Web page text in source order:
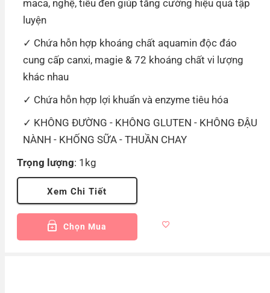
maca, nghệ, tiêu đen giúp tăng cường hiệu quả tập
luyện
Chứa hỗn hợp khoáng chất aquamin độc đáo
cung cấp canxi, magie & 72 khoáng chất vi lượng
khác nhau
Chứa hỗn hợp lợi khuẩn và enzyme tiêu hóa
KHÔNG ĐƯỜNG - KHÔNG GLUTEN - KHÔNG ĐẬU
NÀNH - KHỐNG SỮA - THUẦN CHAY
Trọng lượng: 1kg
Xem Chi Tiết
Chọn Mua